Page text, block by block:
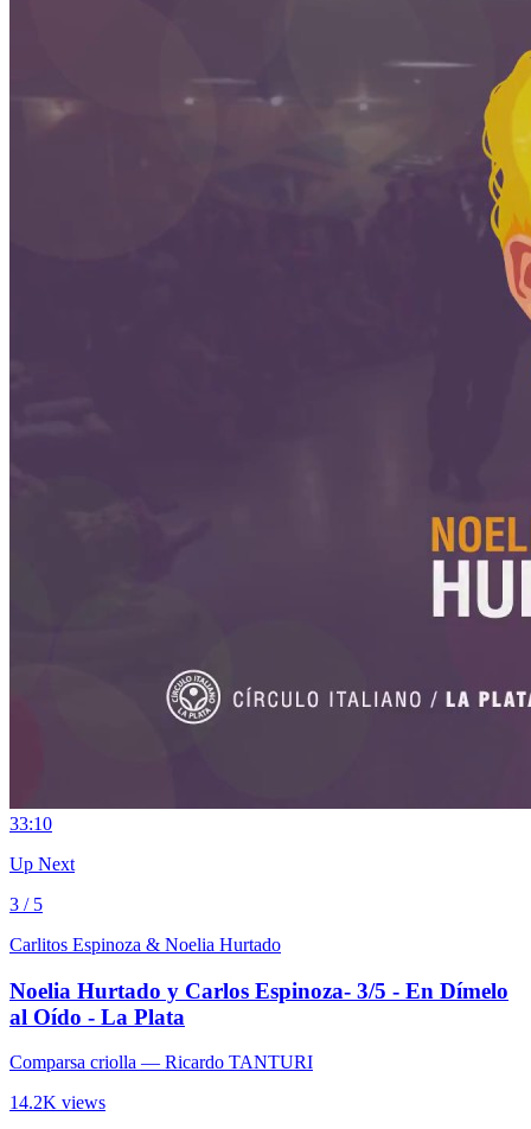
33:10
Up Next
3 / 5
Carlitos Espinoza & Noelia Hurtado
Noelia Hurtado y Carlos Espinoza- 3/5 - En Dímelo
al Oído - La Plata
Comparsa criolla — Ricardo TANTURI
14.2K views